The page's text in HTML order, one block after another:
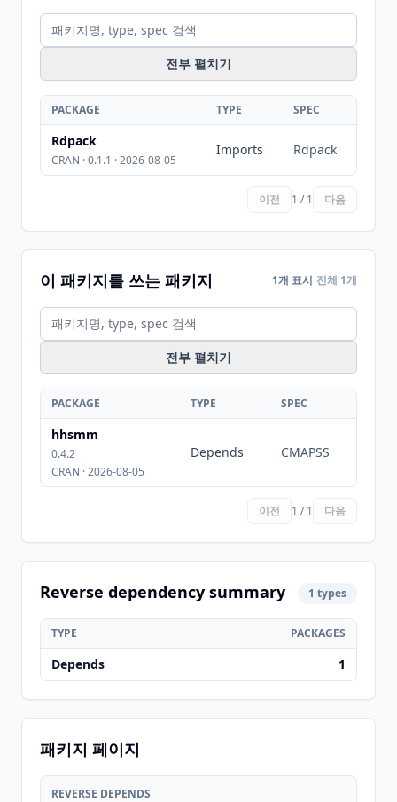
전부 펼치기
PACKAGE TYPE SPEC
Rdpack
CRAN · 0.1.1 · 2026-08-05
Imports Rdpack
이전 1 / 1 다음
이 패키지를 쓰는 패키지 1개 표시 전체 1개
전부 펼치기
PACKAGE TYPE SPEC
hhsmm
0.4.2
CRAN · 2026-08-05
Depends CMAPSS
이전 1 / 1 다음
Reverse dependency summary 1 types
TYPE PACKAGES
Depends 1
패키지 페이지
REVERSE DEPENDS